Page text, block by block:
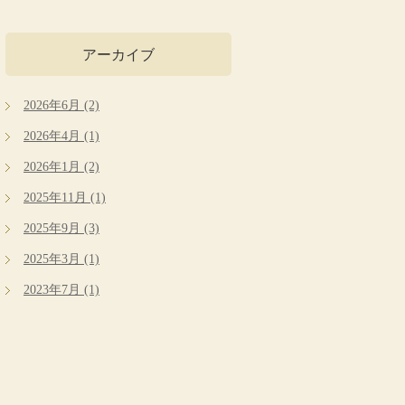
アーカイブ
2026年6月 (2)
2026年4月 (1)
2026年1月 (2)
2025年11月 (1)
2025年9月 (3)
2025年3月 (1)
2023年7月 (1)